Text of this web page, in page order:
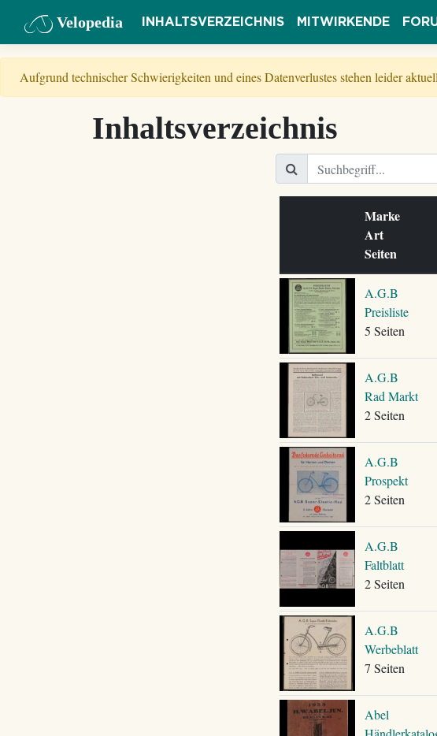
Velopedia INHALTSVERZEICHNIS MITWIRKENDE
Aufgrund technischer Schwierigkeiten und eines Datenverlustes stehen leider
Inhaltsverzeichnis
Marke
Art
Seiten
A.G.B
Preisliste
5 Seiten
A.G.B
Rad Markt
2 Seiten
A.G.B
Prospekt
2 Seiten
A.G.B
Faltblatt
2 Seiten
A.G.B
Werbeblatt
7 Seiten
Abel